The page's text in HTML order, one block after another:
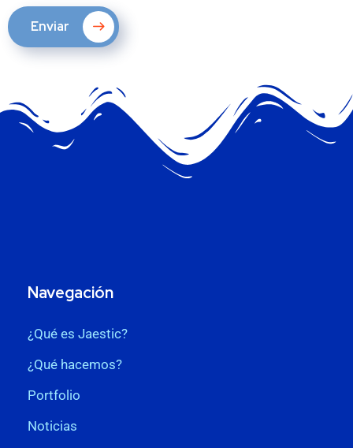
Enviar
Navegación
¿Qué es Jaestic?
¿Qué hacemos?
Portfolio
Noticias